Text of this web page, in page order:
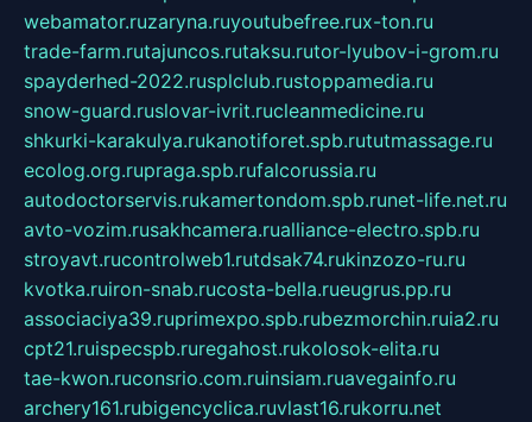
webamator.ruzaryna.ruyoutubefree.rux-ton.ru
trade-farm.rutajuncos.rutaksu.rutor-lyubov-i-grom.ru
spayderhed-2022.rusplclub.rustoppamedia.ru
snow-guard.ruslovar-ivrit.rucleanmedicine.ru
shkurki-karakulya.rukanotiforet.spb.rututmassage.ru
ecolog.org.rupraga.spb.rufalcorussia.ru
autodoctorservis.rukamertondom.spb.runet-life.net.ru
avto-vozim.rusakhcamera.rualliance-electro.spb.ru
stroyavt.rucontrolweb1.rutdsak74.rukinzozo-ru.ru
kvotka.ruiron-snab.rucosta-bella.rueugrus.pp.ru
associaciya39.ruprimexpo.spb.rubezmorchin.ruia2.ru
cpt21.ruispecspb.ruregahost.rukolosok-elita.ru
tae-kwon.ruconsrio.com.ruinsiam.ruavegainfo.ru
archery161.rubigencyclica.ruvlast16.rukorru.net